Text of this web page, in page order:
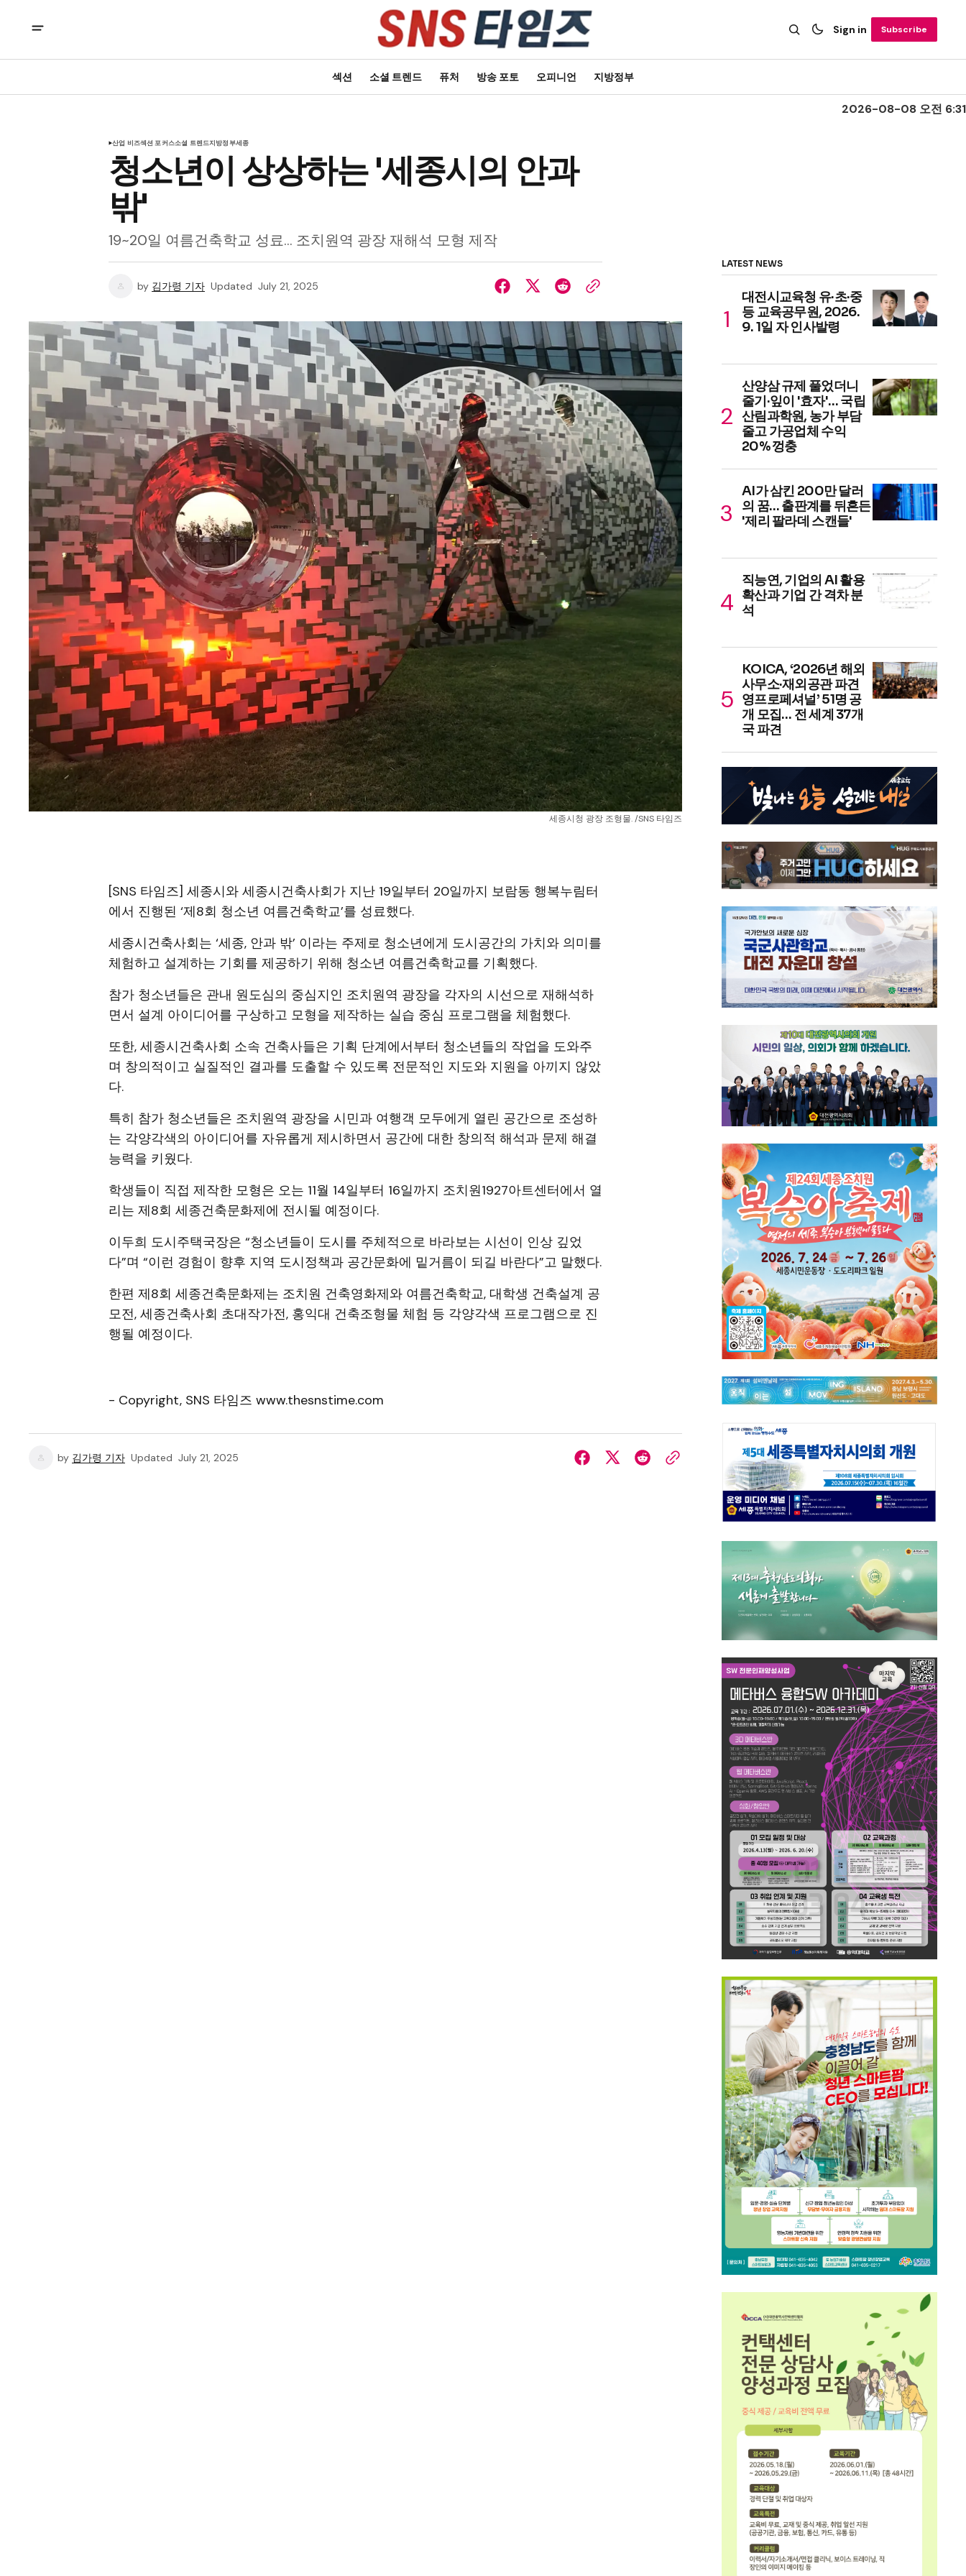
Sign in Subscribe
섹션 소셜 트렌드 퓨처 방송 포토 오피니언 지방정부
2026-08-08 오전 6:31
산업 비즈섹션 포커스소셜 트렌드지방정부세종
청소년이 상상하는 '세종시의 안과
밖'
19~20일 여름건축학교 성료… 조치원역 광장 재해석 모형 제작
by 김가령 기자 Updated July 21, 2025
세종시청 광장 조형물. /SNS 타임즈
[SNS 타임즈] 세종시와 세종시건축사회가 지난 19일부터 20일까지 보람동 행복누림터
에서 진행된 ‘제8회 청소년 여름건축학교’를 성료했다.
세종시건축사회는 ‘세종, 안과 밖’ 이라는 주제로 청소년에게 도시공간의 가치와 의미를
체험하고 설계하는 기회를 제공하기 위해 청소년 여름건축학교를 기획했다.
참가 청소년들은 관내 원도심의 중심지인 조치원역 광장을 각자의 시선으로 재해석하
면서 설계 아이디어를 구상하고 모형을 제작하는 실습 중심 프로그램을 체험했다.
또한, 세종시건축사회 소속 건축사들은 기획 단계에서부터 청소년들의 작업을 도와주
며 창의적이고 실질적인 결과를 도출할 수 있도록 전문적인 지도와 지원을 아끼지 않았
다.
특히 참가 청소년들은 조치원역 광장을 시민과 여행객 모두에게 열린 공간으로 조성하
는 각양각색의 아이디어를 자유롭게 제시하면서 공간에 대한 창의적 해석과 문제 해결
능력을 키웠다.
학생들이 직접 제작한 모형은 오는 11월 14일부터 16일까지 조치원1927아트센터에서 열
리는 제8회 세종건축문화제에 전시될 예정이다.
이두희 도시주택국장은 “청소년들이 도시를 주체적으로 바라보는 시선이 인상 깊었
다”며 “이런 경험이 향후 지역 도시정책과 공간문화에 밑거름이 되길 바란다”고 말했다.
한편 제8회 세종건축문화제는 조치원 건축영화제와 여름건축학교, 대학생 건축설계 공
모전, 세종건축사회 초대작가전, 홍익대 건축조형물 체험 등 각양각색 프로그램으로 진
행될 예정이다.
- Copyright, SNS 타임즈 www.thesnstime.com
by 김가령 기자 Updated July 21, 2025
LATEST NEWS
대전시교육청 유·초·중
등 교육공무원, 2026.
9. 1일 자 인사발령
산양삼 규제 풀었더니
줄기·잎이 '효자'… 국립
산림과학원, 농가 부담
줄고 가공업체 수익
20% 껑충
AI가 삼킨 200만 달러
의 꿈… 출판계를 뒤흔든
'제리 팔라데 스캔들'
직능연, 기업의 AI 활용
확산과 기업 간 격차 분
석
KOICA, ‘2026년 해외
사무소·재외공관 파견
영프로페셔널’ 51명 공
개 모집… 전 세계 37개
국 파견